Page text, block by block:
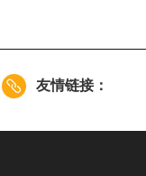
友情链接：